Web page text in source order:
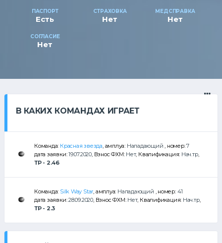
ПАСПОРТ
Есть
СТРАХОВКА
Нет
МЕДСПРАВКА
Нет
СОГЛАСИЕ
Нет
В КАКИХ КОМАНДАХ ИГРАЕТ
Команда: Красная звезда, амплуа: Нападающий , номер:7
дата заявки:19.07.2020, Взнос ФХМ: Нет, Квалификация: Нач.тр,
ТР - 2.46
Команда: Silk Way Star, амплуа: Нападающий , номер: 41
дата заявки:28.09.2020, Взнос ФХМ: Нет, Квалификация: Нач.тр,
ТР - 2.3